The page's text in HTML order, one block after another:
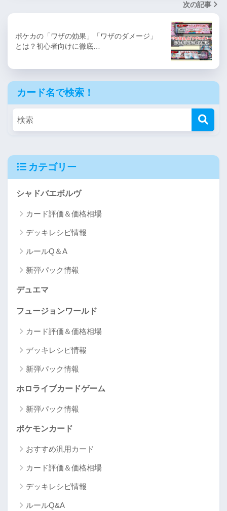
次の記事
ポケカの「ワザの効果」「ワザのダメージ」
とは？初心者向けに徹底…
カード名で検索！
カテゴリー
シャドバエボルヴ
カード評価＆価格相場
デッキレシピ情報
ルールQ＆A
新弾パック情報
デュエマ
フュージョンワールド
カード評価＆価格相場
デッキレシピ情報
新弾パック情報
ホロライブカードゲーム
新弾パック情報
ポケモンカード
おすすめ汎用カード
カード評価＆価格相場
デッキレシピ情報
ルールQ&A